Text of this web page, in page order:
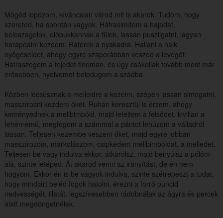
Mögéd lopózom, kíváncsian várod mit is akarok. Tudom, hogy
szereted, ha spontán vagyok. Hátrasimítom a hajadat,
beleszagolok, előbukkannak a fülek, lassan puszilgatni, lágyan
harapdálni kezdem. Rátérek a nyakadra. Hallani a halk
nyögéseidet, ahogy egyre szaporábban veszed a levegőt.
Hátraszegem a fejedet finoman, és úgy csókollak tovább most már
erősebben, nyelvemet beledugom a szádba.
Közben lecsúsznak a melleidre a kezeim, szépen lassan simogatni,
masszírozni kezdem őket. Ruhán keresztül is érzem, ahogy
keményednek a mellbimbóid, majd lefejtem a felsődet, kivillan a
fehérnemű, megfogom a számmal a pántot lehúzom a válladról
lassan. Teljesen kezembe veszem őket, majd egyre jobban
masszírozom, markolászom, csipkedem mellbimbóidat, a melledet.
Teljesen be vagy indulva ekkor, átkarolsz, majd benyúlsz a pólóm
alá, szinte letéped. Át akarod venni az irányítást, de én nem
hagyom. Ekkor én is be vagyok indulva, szinte szétrepeszt a tudat,
hogy mindjárt beléd fogok hatolni, érezni a forró puncid
nedvességét, illatát, legszívesebben rádobnálak az ágyra és percek
alatt megdöngetnélek.